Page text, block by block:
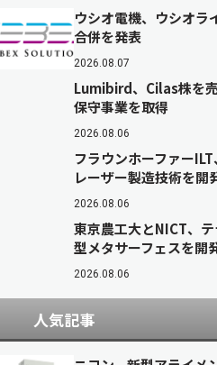
ウシオ電機、ウシオラ
合併を発表
2026.08.07
Lumibird、Cilas株を
保守事業を取得
2026.08.06
フラウンホーファー
レーザー製造技術を開
2026.08.06
東京農工大とNICT、
型メタサーフェスを開
2026.08.06
人気記事